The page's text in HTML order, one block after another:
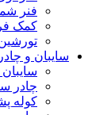
فنر
کمک
تورشین
سایبان و
چادر
کوله